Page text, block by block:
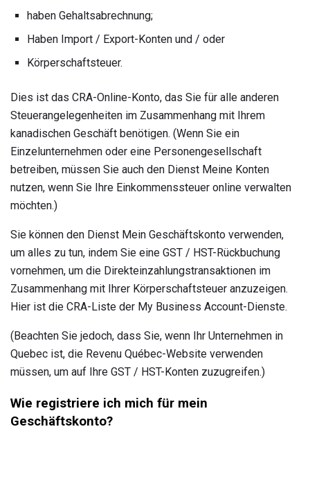
haben Gehaltsabrechnung;
Haben Import / Export-Konten und / oder
Körperschaftsteuer.
Dies ist das CRA-Online-Konto, das Sie für alle anderen
Steuerangelegenheiten im Zusammenhang mit Ihrem
kanadischen Geschäft benötigen. (Wenn Sie ein
Einzelunternehmen oder eine Personengesellschaft
betreiben, müssen Sie auch den Dienst Meine Konten
nutzen, wenn Sie Ihre Einkommenssteuer online verwalten
möchten.)
Sie können den Dienst Mein Geschäftskonto verwenden,
um alles zu tun, indem Sie eine GST / HST-Rückbuchung
vornehmen, um die Direkteinzahlungstransaktionen im
Zusammenhang mit Ihrer Körperschaftsteuer anzuzeigen.
Hier ist die CRA-Liste der My Business Account-Dienste.
(Beachten Sie jedoch, dass Sie, wenn Ihr Unternehmen in
Quebec ist, die Revenu Québec-Website verwenden
müssen, um auf Ihre GST / HST-Konten zuzugreifen.)
Wie registriere ich mich für mein
Geschäftskonto?